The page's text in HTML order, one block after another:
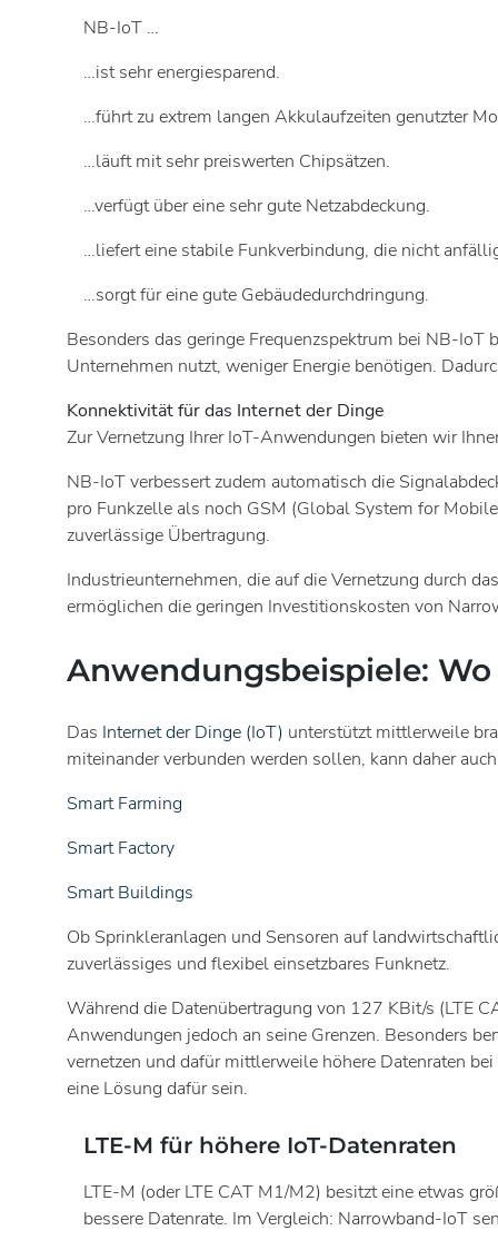
NB-IoT …
…ist sehr energiesparend.
…führt zu extrem langen Akkulaufzeiten genutzter
…läuft mit sehr preiswerten Chipsätzen.
…verfügt über eine sehr gute Netzabdeckung.
…liefert eine stabile Funkverbindung, die nicht
…sorgt für eine gute Gebäudedurchdringung.
Besonders das geringe Frequenzspektrum bei NB-
Unternehmen nutzt, weniger Energie benötigen.
Konnektivität für das Internet der Dinge
Zur Vernetzung Ihrer IoT-Anwendungen bieten wir
NB-IoT verbessert zudem automatisch die
pro Funkzelle als noch GSM (Global System for
zuverlässige Übertragung.
Industrieunternehmen, die auf die Vernetzung durch
ermöglichen die geringen Investitionskosten von
Anwendungsbeispiele:
Das Internet der Dinge (IoT) unterstützt mittlerweile
miteinander verbunden werden sollen, kann daher
Smart Farming
Smart Factory
Smart Buildings
Ob Sprinkleranlagen und Sensoren auf
zuverlässiges und flexibel einsetzbares Funknetz.
Während die Datenübertragung von 127 KBit/s (LTE
Anwendungen jedoch an seine Grenzen. Besonders
vernetzen und dafür mittlerweile höhere Datenraten
eine Lösung dafür sein.
LTE-M für höhere IoT-Datenraten
LTE-M (oder LTE CAT M1/M2) besitzt eine etwas
bessere Datenrate. Im Vergleich: Narrowband-IoT